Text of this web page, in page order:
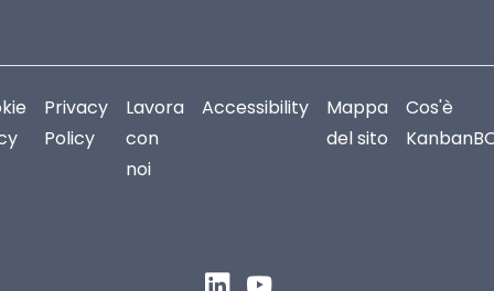
Privacy
Policy
Lavora
con
noi
Accessibility
Mappa
del sito
Cos'è